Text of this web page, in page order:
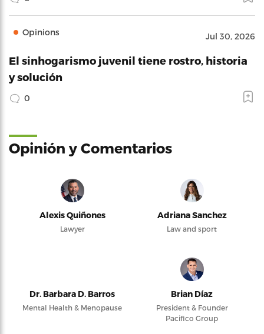
Opinions Jul 30, 2026
El sinhogarismo juvenil tiene rostro, historia
y solución
0
Opinión y Comentarios
Alexis Quiñones
Lawyer
Adriana Sanchez
Law and sport
Dr. Barbara D. Barros
Mental Health & Menopause
Brian Díaz
President & Founder
Pacifico Group